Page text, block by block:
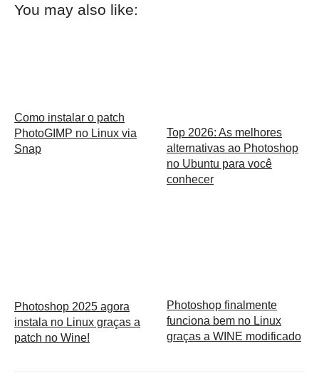
You may also like:
Como instalar o patch
PhotoGIMP no Linux via
Snap
Top 2026: As melhores
alternativas ao Photoshop
no Ubuntu para você
conhecer
Photoshop 2025 agora
instala no Linux graças a
patch no Wine!
Photoshop finalmente
funciona bem no Linux
graças a WINE modificado